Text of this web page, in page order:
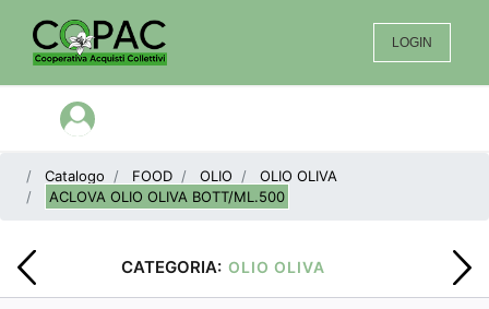
LOGIN
Open menu
Catalogo FOOD OLIO
OLIO OLIVA
ACLOVA OLIO OLIVA BOTT/ML.500
CATEGORIA: OLIO OLIVA